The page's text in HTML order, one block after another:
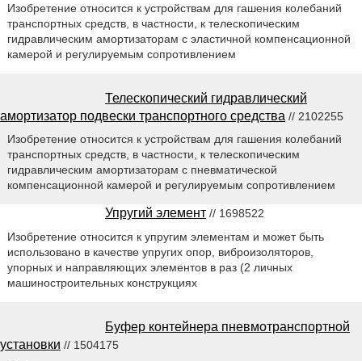
Изобретение относится к устройствам для гашения колебаний
транспортных средств, в частности, к телескопическим
гидравлическим амортизаторам с эластичной компенсационной
камерой и регулируемым сопротивлением
Телескопический гидравлический
амортизатор подвески транспортного средства // 2102255
Изобретение относится к устройствам для гашения колебаний
транспортных средств, в частности, к телескопическим
гидравлическим амортизаторам с пневматической
компенсационной камерой и регулируемым сопротивлением
Упругий элемент // 1698522
Изобретение относится к упругим элементам и может быть
использовано в качестве упругих опор, виброизоляторов,
упорных и направляющих элементов в раз (2 личных
машиностроительных конструкциях
Буфер контейнера пневмотранспортной
установки // 1504175